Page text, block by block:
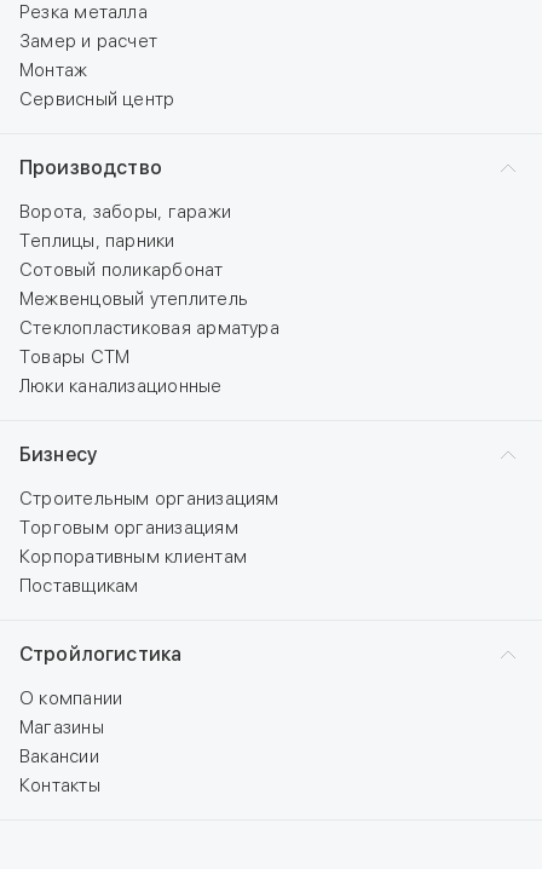
Резка металла
Замер и расчет
Монтаж
Сервисный центр
Производство
Ворота, заборы, гаражи
Теплицы, парники
Сотовый поликарбонат
Межвенцовый утеплитель
Стеклопластиковая арматура
Товары СТМ
Люки канализационные
Бизнесу
Строительным организациям
Торговым организациям
Корпоративным клиентам
Поставщикам
Стройлогистика
О компании
Магазины
Вакансии
Контакты